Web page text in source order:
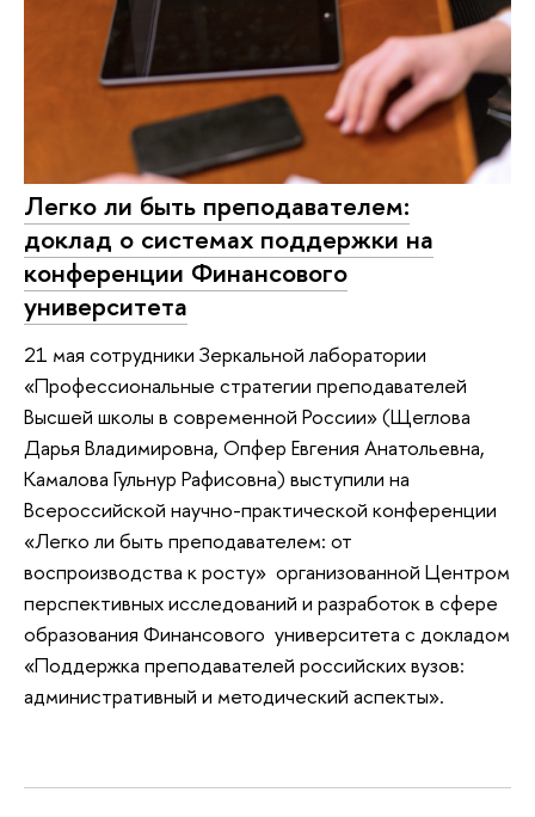
Легко ли быть преподавателем:
доклад о системах поддержки на
конференции Финансового
университета
21 мая сотрудники Зеркальной лаборатории
«Профессиональные стратегии преподавателей
Высшей школы в современной России» (Щеглова
Дарья Владимировна, Опфер Евгения Анатольевна,
Камалова Гульнур Рафисовна) выступили на
Всероссийской научно-практической конференции
«Легко ли быть преподавателем: от
воспроизводства к росту» организованной Центром
перспективных исследований и разработок в сфере
образования Финансового университета с докладом
«Поддержка преподавателей российских вузов:
административный и методический аспекты».